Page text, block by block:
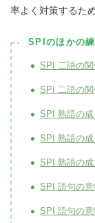
率よく対策するた
SPIのほかの
SPI 二語の関
SPI 二語の関
SPI 熟語の
SPI 熟語の成
SPI 熟語の成
SPI 語句の
SPI 語句の